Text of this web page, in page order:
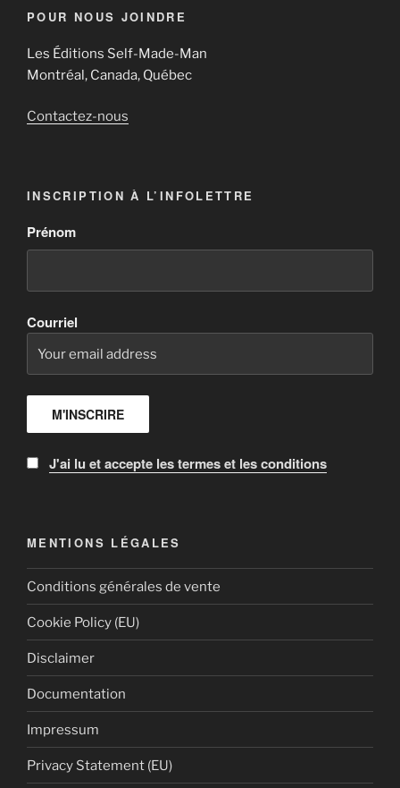
POUR NOUS JOINDRE
Les Éditions Self-Made-Man
Montréal, Canada, Québec
Contactez-nous
INSCRIPTION À L’INFOLETTRE
Prénom
Courriel
J'ai lu et accepte les termes et les conditions
MENTIONS LÉGALES
Conditions générales de vente
Cookie Policy (EU)
Disclaimer
Documentation
Impressum
Privacy Statement (EU)